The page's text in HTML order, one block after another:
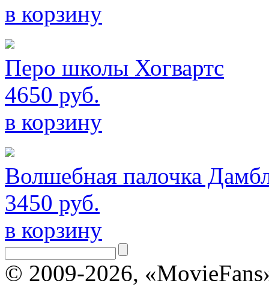
в корзину
Перо школы Хогвартс
4650 руб.
в корзину
Волшебная палочка
3450 руб.
в корзину
© 2009-2026,